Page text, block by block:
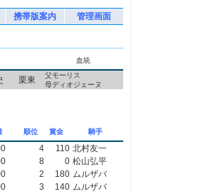
携帯版案内 管理画面
血統
栗東
父モーリス
母ディオジェーヌ
順位 賞金 騎手
4 110 北村友一
8 0 松山弘平
2 180 ムルザバ
3 140 ムルザバ